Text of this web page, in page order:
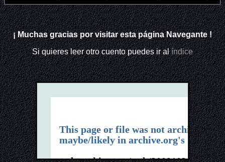
¡ Muchas gracias por visitar esta páginaNavegante!
Si quieres leer otro cuento puedes ir alíndice